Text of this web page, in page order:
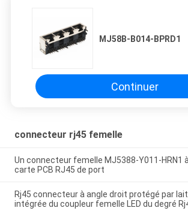
MJ58B-B014-BPRD1
Continuer
connecteur rj45 femelle
Un connecteur femelle MJ5388-Y011-HRN1
carte PCB RJ45 de port
Rj45 connecteur à angle droit protégé par
intégrée du coupleur femelle LED du degré